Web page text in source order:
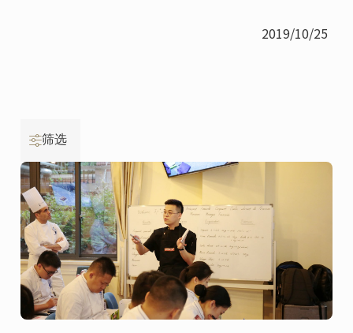
2019/10/25
筛选